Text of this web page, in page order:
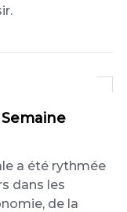
a été rythmée
dans les
de la